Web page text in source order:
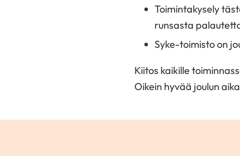
Toimintakysely
runsasta
Syke-toimisto on
Kiitos kaikille
Oikein hyvää joulun